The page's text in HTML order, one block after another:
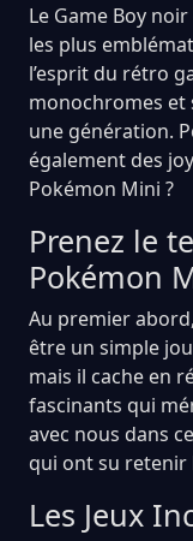
Le Game Boy
les plus
l’esprit du rétro
monochromes et
une génération.
également des
Pokémon Mini ?
Prenez le
Pokémon
Au premier
être un simple
mais il cache en
fascinants qui
avec nous dans
qui ont su retenir
Les Jeux